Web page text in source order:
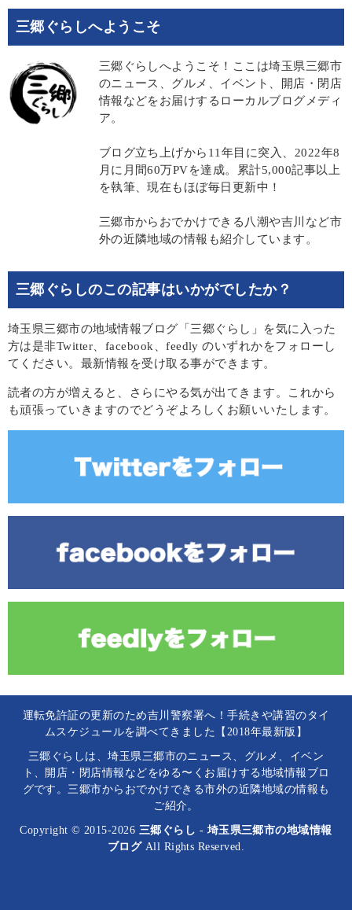
三郷ぐらしへようこそ
三郷ぐらしへようこそ！ここは埼玉県三郷市
のニュース、グルメ、イベント、開店・閉店
情報などをお届けするローカルブログメディ
ア。
ブログ立ち上げから11年目に突入、2022年8
月に月間60万PVを達成。累計5,000記事以上
を執筆、現在もほぼ毎日更新中！
三郷市からおでかけできる八潮や吉川など市
外の近隣地域の情報も紹介しています。
三郷ぐらしのこの記事はいかがでしたか？
埼玉県三郷市の地域情報ブログ「三郷ぐらし」を気に入った
方は是非Twitter、facebook、feedly のいずれかをフォローし
てください。最新情報を受け取る事ができます。
読者の方が増えると、さらにやる気が出てきます。これから
も頑張っていきますのでどうぞよろしくお願いいたします。
運転免許証の更新のため吉川警察署へ！手続きや講習のタイ
ムスケジュールを調べてきました【2018年最新版】
三郷ぐらしは、埼玉県三郷市のニュース、グルメ、イベン
ト、開店・閉店情報などをゆる〜くお届けする地域情報ブロ
グです。三郷市からおでかけできる市外の近隣地域の情報も
ご紹介。
Copyright © 2015-2026 三郷ぐらし - 埼玉県三郷市の地域情報
ブログAll Rights Reserved.